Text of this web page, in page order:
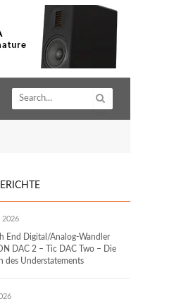
2026
End Digital/Analog-Wandler
DAC 2 – Tic DAC Two – Die
des Understatements